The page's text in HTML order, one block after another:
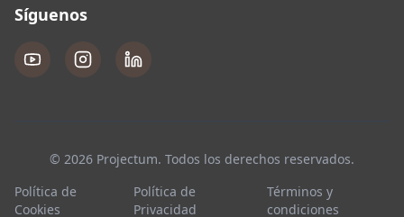
Síguenos
© 2026 Projectum. Todos los derechos reservados.
Política de
Cookies
Política de
Privacidad
Términos y
condiciones